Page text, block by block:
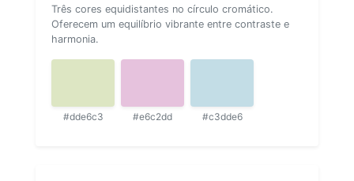
Três cores equidistantes no círculo cromático.
Oferecem um equilíbrio vibrante entre contraste e
harmonia.
#dde6c3 #e6c2dd #c3dde6